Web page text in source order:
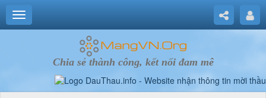
Chia sẻ thành công, kết nối đam mê